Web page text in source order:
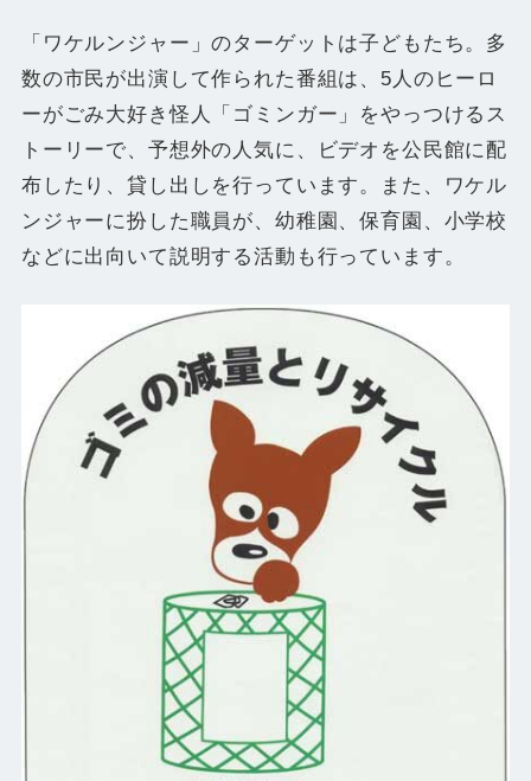
「ワケルンジャー」のターゲットは子どもたち。多
数の市民が出演して作られた番組は、5人のヒーロ
ーがごみ大好き怪人「ゴミンガー」をやっつけるス
トーリーで、予想外の人気に、ビデオを公民館に配
布したり、貸し出しを行っています。また、ワケル
ンジャーに扮した職員が、幼稚園、保育園、小学校
などに出向いて説明する活動も行っています。